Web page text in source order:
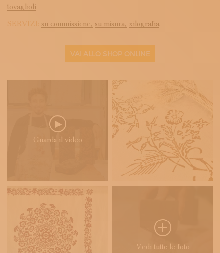
tovaglioli
SERVIZI: su commissione, su misura, xilografia
VAI ALLO SHOP ONLINE
Guarda il video
Vedi tutte le foto